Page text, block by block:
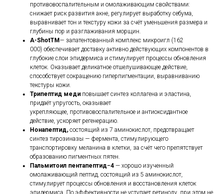
противовоспалительным и омолаживающим свойствами:
снижает риск развития акне, регулирует выработку себума,
выравнивает тон и текстуру кожи за счёт уменьшения размера и
глубины пор и разглаживания морщин.
A-ShotTM— запатентованный комплекс микроигл (162
000) обеспечивает доставку активно действующих компонентов в
глубокие слои эпидермиса и стимулирует процессы обновления
клеток. Оказывает деликатное отшелушивающее действие,
способствует сокращению гиперпигментации, выравниванию
текстуры кожи.
Трипептид меди повышает синтез коллагена и эластина,
придаёт упругость, оказывает
укрепляющее, противовоспалительное и антиоксидантное
действие, ускоряет регенерацию.
Нонапептид, состоящий из 7 аминокислот, предотвращает
синтез тирозиназы — фермента, стимулирующего
транспортировку меланина в клетки, за счёт чего препятствует
образованию пигментных пятен.
Пальмитоил пентапептид−4 — хорошо изученный
омолаживающий пептид, состоящий из 5 аминокислот,
стимулирует процессы обновления и восстановления клеток
эпидермиса. По эффективности не уступает ретинолу, при этом не